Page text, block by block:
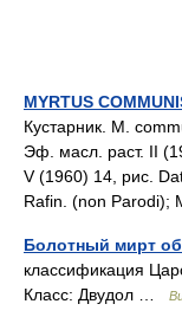
MYRTUS
Кустарник. М.
Эф. масл. раст. II
V (1960) 14, рис.
Rafin. (non
Болотный мирт
классификация
Класс: Двудол …